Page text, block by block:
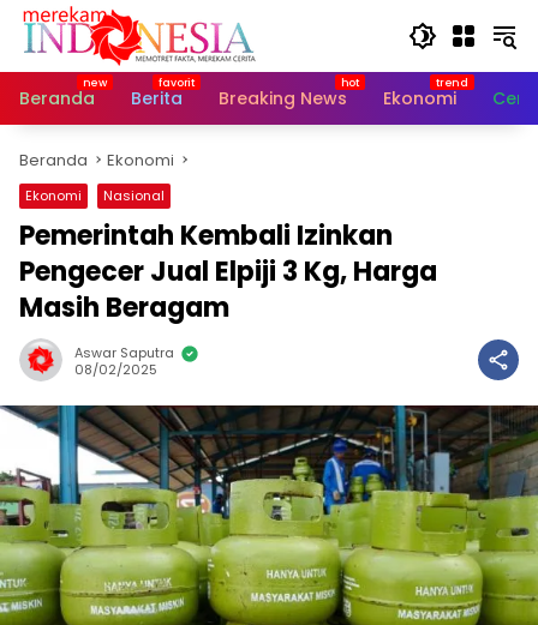
Langsung
Beranda
Berita Breaking News Ekonomi
Beranda Ekonomi
Ekonomi Nasional
Pemerintah Kembali Izinkan
Pengecer Jual Elpiji 3 Kg, Harga
Masih Beragam
Aswar Saputra
08/02/2025